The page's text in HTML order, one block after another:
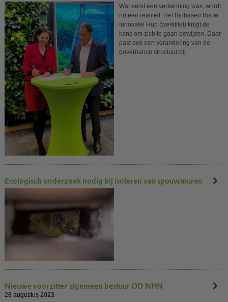
Wat eerst een verkenning was, wordt
nu een realiteit. Het Biobased Bouw
Innovatie Hub (werktitel) krijgt de
kans om zich te gaan bewijzen. Daar
past ook een verandering van de
governance structuur bij.
Ecologisch onderzoek nodig bij isoleren van spouwmuren
Nieuwe voorzitter algemeen bestuur OD NHN
28 augustus 2023